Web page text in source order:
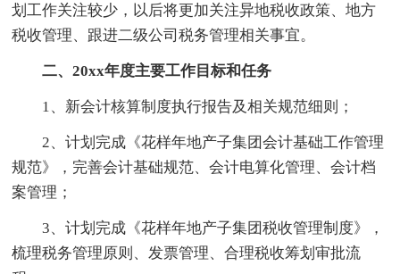
划工作关注较少，以后将更加关注异地税收政策、地方
税收管理、跟进二级公司税务管理相关事宜。
二、20xx年度主要工作目标和任务
1、新会计核算制度执行报告及相关规范细则；
2、计划完成《花样年地产子集团会计基础工作管理
规范》，完善会计基础规范、会计电算化管理、会计档
案管理；
3、计划完成《花样年地产子集团税收管理制度》，
梳理税务管理原则、发票管理、合理税收筹划审批流